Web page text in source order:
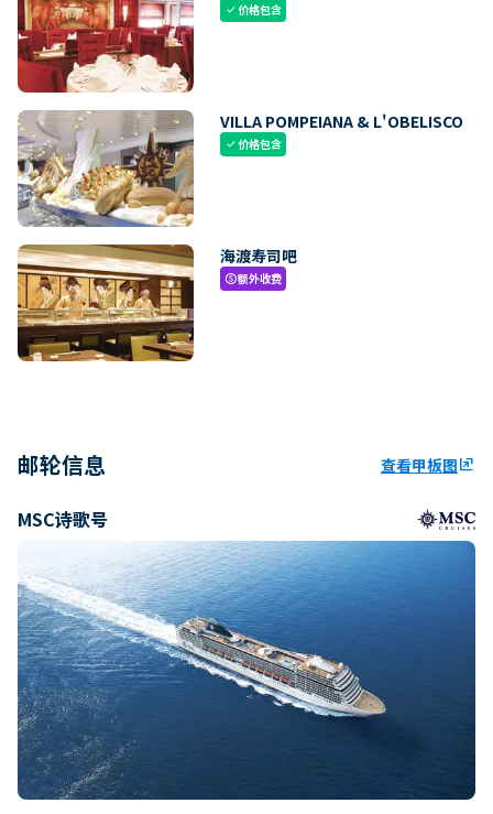
check价格包含
VILLA POMPEIANA & L'OBELISCO
check价格包含
海渡寿司吧
paid额外收费
邮轮信息 查看甲板图ungroup
MSC诗歌号